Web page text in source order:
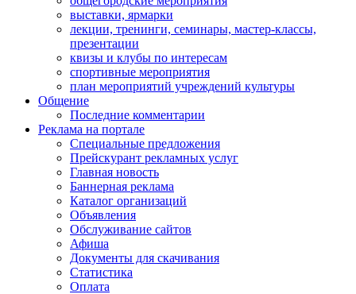
выставки, ярмарки
лекции, тренинги, семинары, мастер-классы,
презентации
квизы и клубы по интересам
спортивные мероприятия
план мероприятий учреждений культуры
Общение
Последние комментарии
Реклама на портале
Специальные предложения
Прейскурант рекламных услуг
Главная новость
Баннерная реклама
Каталог организаций
Объявления
Обслуживание сайтов
Афиша
Документы для скачивания
Статистика
Оплата